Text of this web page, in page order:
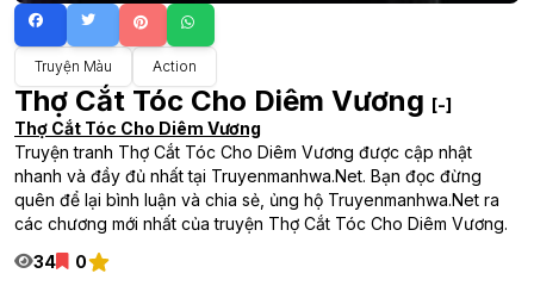
Truyện Màu Action
Thợ Cắt Tóc Cho Diêm Vương [-]
Thợ Cắt Tóc Cho Diêm Vương
Truyện tranh Thợ Cắt Tóc Cho Diêm Vương được cập nhật
nhanh và đầy đủ nhất tại Truyenmanhwa.Net. Bạn đọc đừng
quên để lại bình luận và chia sẻ, ủng hộ Truyenmanhwa.Net ra
các chương mới nhất của truyện Thợ Cắt Tóc Cho Diêm Vương.
34
0